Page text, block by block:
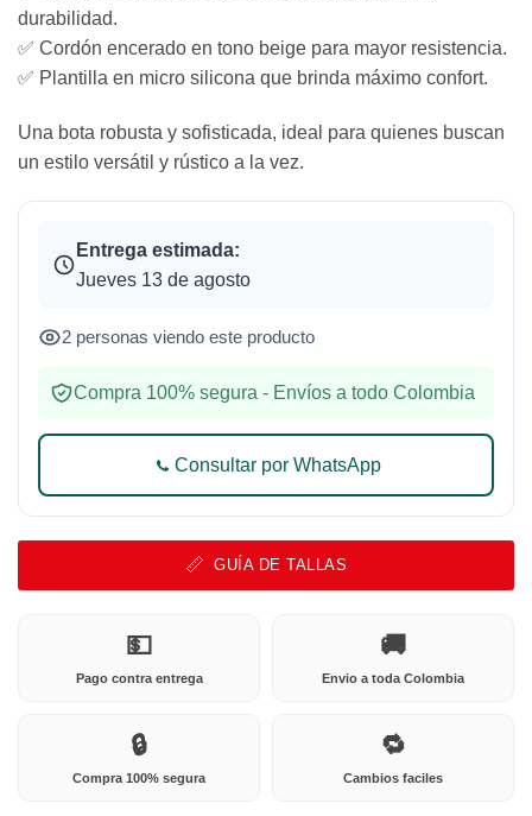
durabilidad.
✅ Cordón encerado en tono beige para mayor resistencia.
✅ Plantilla en micro silicona que brinda máximo confort.
Una bota robusta y sofisticada, ideal para quienes buscan
un estilo versátil y rústico a la vez.
Entrega estimada:
Jueves 13 de agosto
2 personas viendo este producto
Compra 100% segura - Envíos a todo Colombia
Consultar por WhatsApp
GUÍA DE TALLAS
💵
Pago contra entrega
🚚
Envio a toda Colombia
🔒
Compra 100% segura
🔁
Cambios faciles